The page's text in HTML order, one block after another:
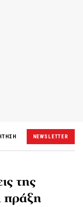
NEWSLETTER
της
πράξη